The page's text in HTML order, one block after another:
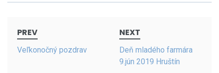
PREV
Veľkonočný pozdrav
NEXT
Deň mladého farmára
9.jún 2019 Hruštín